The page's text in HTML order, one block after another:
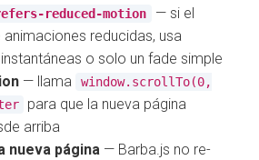
reduced-motion
— si el
animaciones reducidas, usa
o solo un fade simple
— llama
window.scrollTo(0,
para que la nueva página
arriba
nueva página — Barba.js no re-